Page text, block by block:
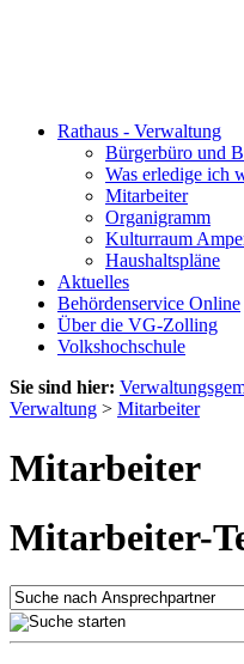
Rathaus - Verwaltung
Bürgerbüro und
Was erledige ich
Mitarbeiter
Organigramm
Kulturraum
Haushaltspläne
Aktuelles
Behördenservice Online
Über die VG-Zolling
Volkshochschule
Sie sind hier:
Verwaltung > Mitarbeiter
Mitarbeiter
Mitarbeiter-